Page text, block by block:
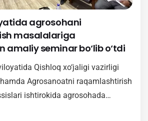
agrosohani
masalalariga
amaliy seminar bo‘lib o‘tdi
Qishloq xo‘jaligi vazirligi
Agrosanoatni raqamlashtirish
ishtirokida agrosohada
keng joriy etishga qaratilgan